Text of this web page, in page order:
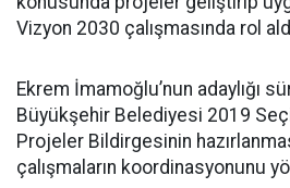
Vizyon 2030 çalışmasında rol
Ekrem İmamoğlu’nun adaylığı
Büyükşehir Belediyesi 2019
Projeler Bildirgesinin
çalışmaların koordinasyonunu